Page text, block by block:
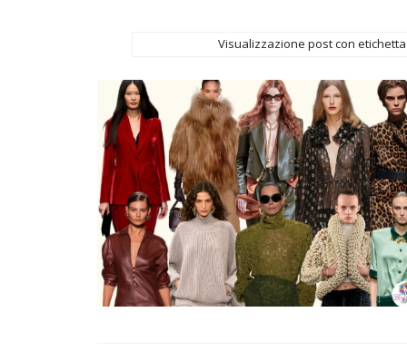
Visualizzazione post con etichetta